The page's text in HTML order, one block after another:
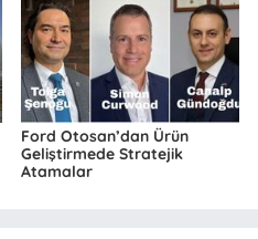
Ford Otosan’dan Ürün
Geliştirmede Stratejik
Atamalar